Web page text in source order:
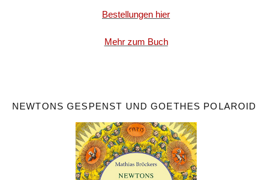
Bestellungen hier
Mehr zum Buch
NEWTONS GESPENST UND GOETHES POLAROID